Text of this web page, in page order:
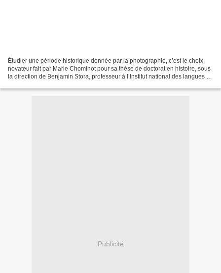
Étudier une période historique donnée par la photographie, c’est le choix
novateur fait par Marie Chominot pour sa thèse de doctorat en histoire, sous
la direction de Benjamin Stora, professeur à l’Institut national des langues et
Publicité